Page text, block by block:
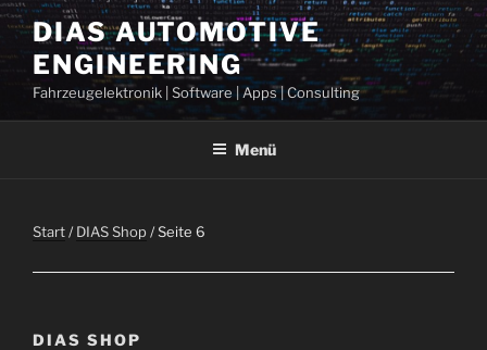
Zum
Inhalt
springen
DIAS AUTOMOTIVE
ENGINEERING
Fahrzeugelektronik | Software | Apps | Consulting
Menü
Start/DIAS Shop / Seite 6
DIAS SHOP